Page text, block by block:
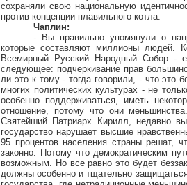
сохраняли свою национальную
против концепции плавильного котла.
Чаплин:
- Вы правильно упомянули о
которые составляют миллионы людей.
Всемирный Русский Народный Собор -
следующее: подчеркивание прав
ли это к тому - тогда говорили, - что это
многих политических культурах - не
особенно поддерживаться, иметь
отношение, потому что они
Святейший Патриарх Кирилл, недавно
государство нарушает высшие
95 процентов населения страны решат,
законно. Потому что демократическим
возможным. Но все равно это будет
должны особенно и тщательно